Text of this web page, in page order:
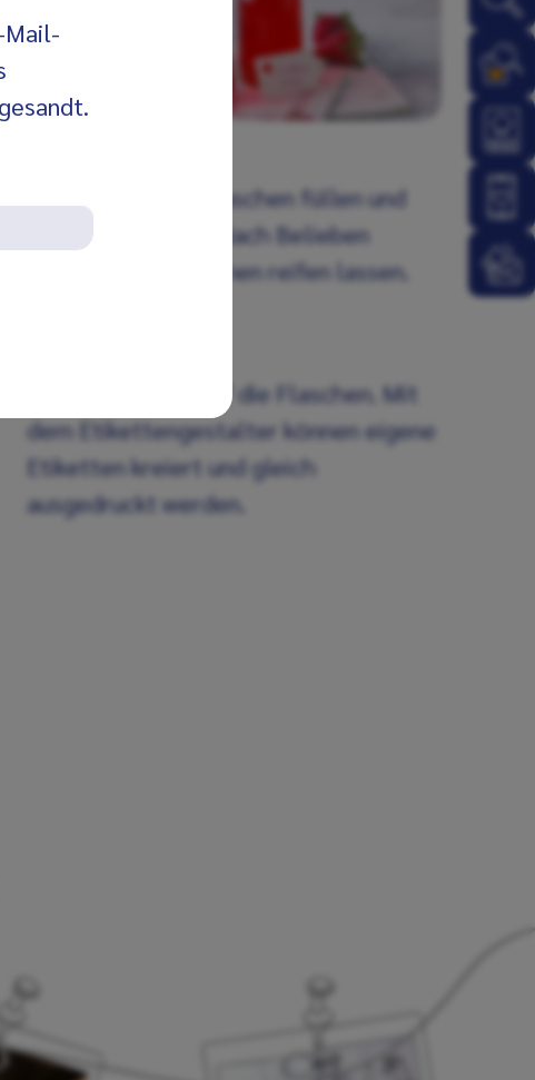
Likör in saubere Flaschen füllen und
gut verschließen. Nach Belieben
nochmals 1-2 Wochen reifen lassen.
Klebe Etiketten auf die Flaschen. Mit
dem Etikettengestalter können eigene
Etiketten kreiert und gleich
ausgedruckt werden.
Mail-